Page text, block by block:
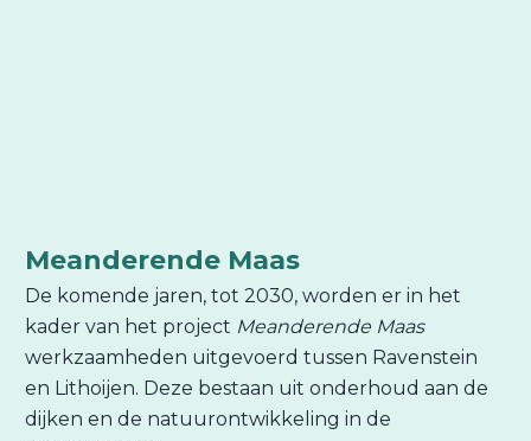
Meanderende Maas
De komende jaren, tot 2030, worden er in het
kader van het project Meanderende Maas
werkzaamheden uitgevoerd tussen Ravenstein
en Lithoijen. Deze bestaan uit onderhoud aan de
dijken en de natuurontwikkeling in de